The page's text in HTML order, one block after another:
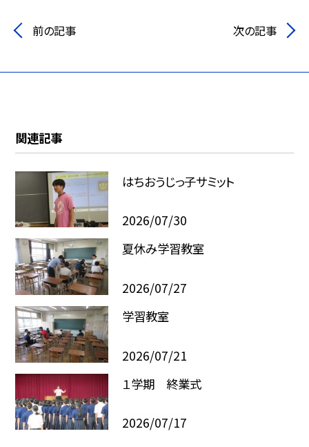
前の記事 次の記事
関連記事
はちおうじっ子サミット
2026/07/30
夏休み学習教室
2026/07/27
学習教室
2026/07/21
１学期 終業式
2026/07/17